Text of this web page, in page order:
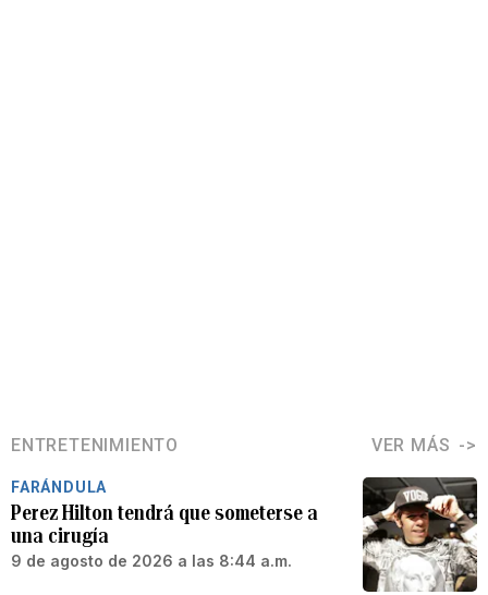
ENTRETENIMIENTO VER MÁS
FARÁNDULA
Perez Hilton tendrá que someterse a
una cirugía
9 de agosto de 2026 a las 8:44 a.m.